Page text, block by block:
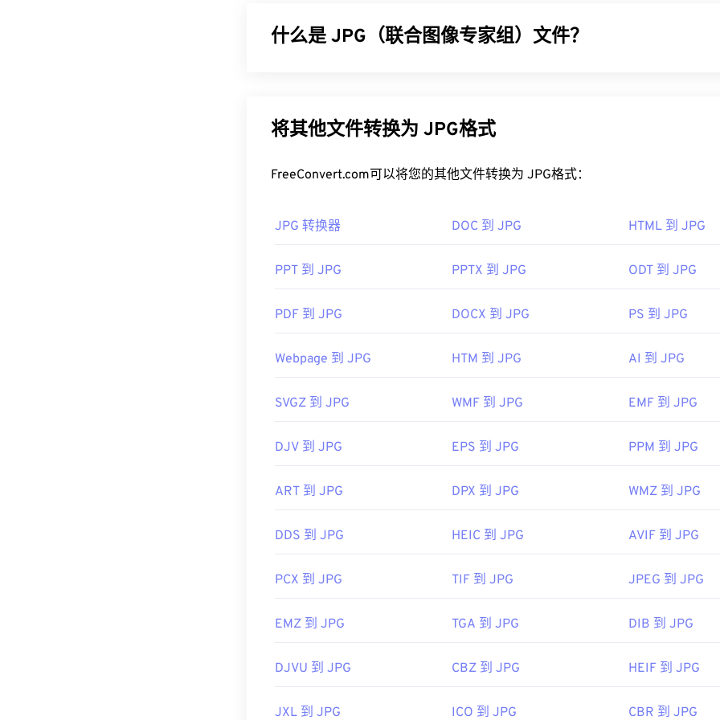
什么是 JPG（联合图像专家组）文件？
以使用我们的JPEG 压缩工具将文件大小减少高达 80%！
式。
在默认图像查看器、图像编辑器或网页浏览器中打开它。要选择特定的应用程序
右键单击并选择“打开方式”。
JPG 文件可在
等主流网页浏览器、Microsoft Photos 等 Microsoft
首次发布：1992年9月18日
使用我们的颜色选择器 从图像中选择颜色
将其他文件转换为 JPG格式
FreeConvert.com可以将您的其他文件转换为 JPG格式：
JPG 转换器 DOC 到 JPG HTML 到 JPG
PPT 到 JPG PPTX 到 JPG ODT 到 JPG
PDF 到 JPG DOCX 到 JPG PS 到 JPG
Webpage 到 JPG HTM 到 JPG AI 到 JPG
SVGZ 到 JPG WMF 到 JPG EMF 到 JPG
DJV 到 JPG EPS 到 JPG PPM 到 JPG
ART 到 JPG DPX 到 JPG WMZ 到 JPG
DDS 到 JPG HEIC 到 JPG AVIF 到 JPG
PCX 到 JPG TIF 到 JPG JPEG 到 JPG
EMZ 到 JPG TGA 到 JPG DIB 到 JPG
DJVU 到 JPG CBZ 到 JPG HEIF 到 JPG
JXL 到 JPG ICO 到 JPG CBR 到 JPG